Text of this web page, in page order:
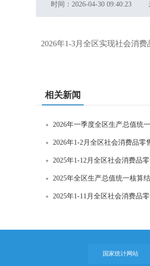
时间： 2026-04-30 09:40:23
2026年1-3月全区实现社会消费
相关新闻
2026年一季度全区生产总值统
2026年1-2月全区社会消费品零
2025年1-12月全区社会消费品
2025年全区生产总值统一核算
2025年1-11月全区社会消费品
国家统计网站